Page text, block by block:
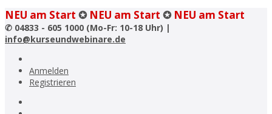
NEU am Start ✪ NEU am Start ✪ NEU am Start
✆ 04833 - 605 1000 (Mo-Fr: 10-18 Uhr) |
info@kurseundwebinare.de
Anmelden
Registrieren